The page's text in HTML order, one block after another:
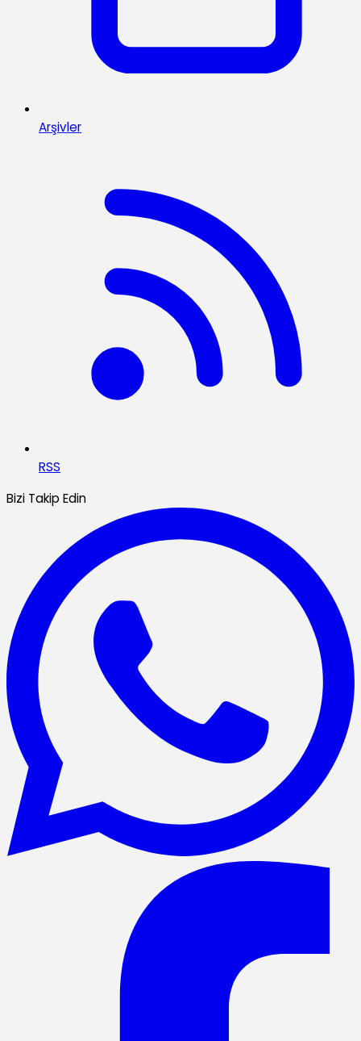
Arşivler
RSS
Bizi Takip Edin